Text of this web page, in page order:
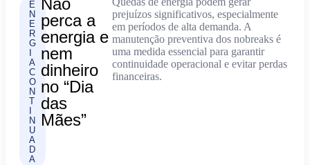
E
N
E
R
G
A
C
O
N
T
N
U
A
D
A
perca a
energia e
nem
dinheiro
no “Dia
das
Mães”
prejuízos significativos, especialmente
em períodos de alta demanda. A
manutenção preventiva dos nobreaks é
uma medida essencial para garantir
continuidade operacional e evitar perdas
financeiras.